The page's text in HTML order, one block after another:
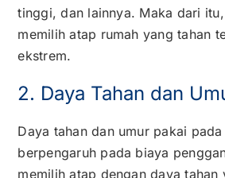
tinggi, dan lainnya. Maka dari
memilih atap rumah yang tahan
ekstrem.
2. Daya Tahan dan
Daya tahan dan umur pakai
berpengaruh pada biaya
memilih atap dengan daya tahan